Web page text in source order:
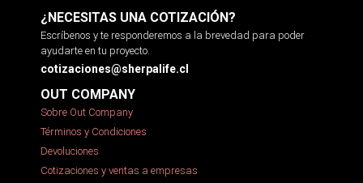
¿NECESITAS UNA COTIZACIÓN?
Escríbenos y te responderemos a la brevedad para poder
ayudarte en tu proyecto.
cotizaciones@sherpalife.cl
OUT COMPANY
Sobre Out Company
Términos y Condiciones
Devoluciones
Cotizaciones y ventas a empresas